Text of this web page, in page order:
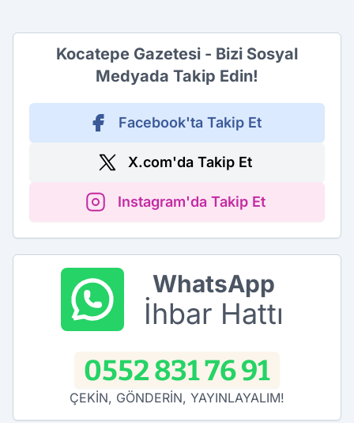
Kocatepe Gazetesi - Bizi Sosyal
Medyada Takip Edin!
Facebook'ta Takip Et
X.com'da Takip Et
Instagram'da Takip Et
WhatsApp
İhbar Hattı
0552 831 76 91
ÇEKİN, GÖNDERİN, YAYINLAYALIM!